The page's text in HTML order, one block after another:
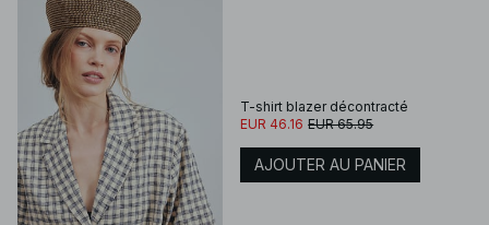
T-shirt blazer décontracté
EUR 46.16 EUR 65.95
AJOUTER AU PANIER